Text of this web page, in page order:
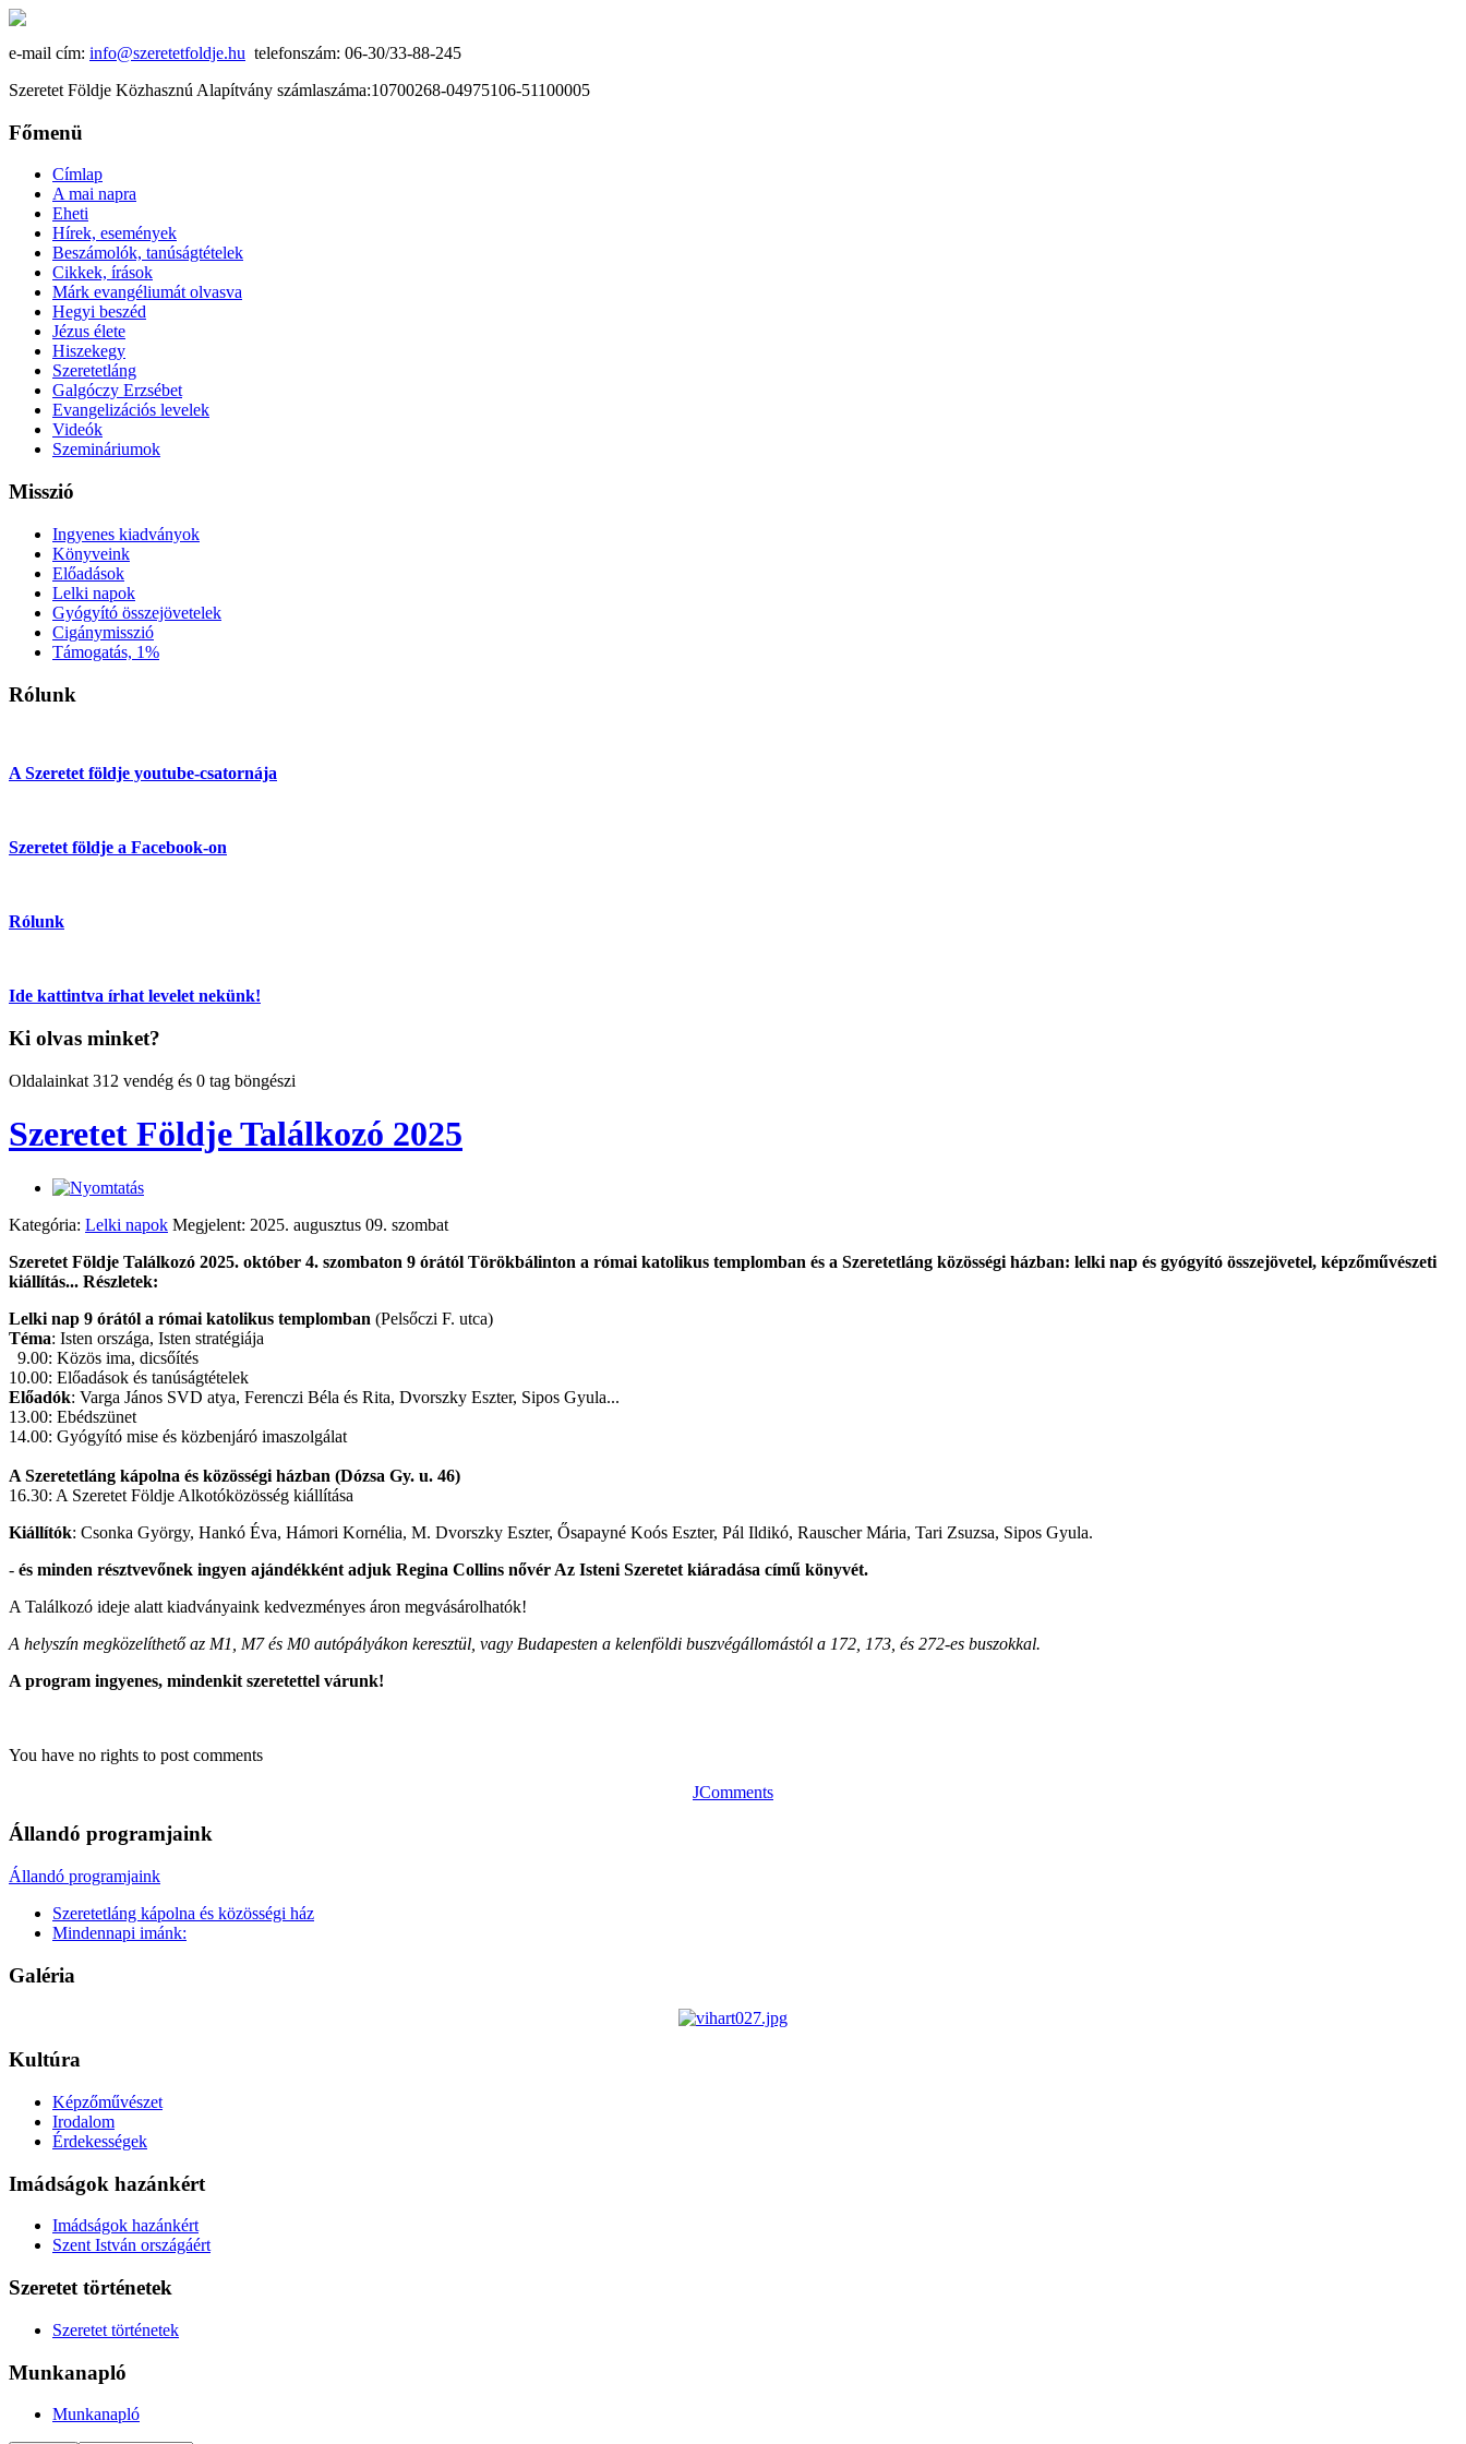
e-mail cím: info@szeretetfoldje.hu telefonszám: 06-30/33-88-245
Szeretet Földje Közhasznú Alapítvány számlaszáma:10700268-04975106-51100005
Főmenü
Címlap
A mai napra
Eheti
Hírek, események
Beszámolók, tanúságtételek
Cikkek, írások
Márk evangéliumát olvasva
Hegyi beszéd
Jézus élete
Hiszekegy
Szeretetláng
Galgóczy Erzsébet
Evangelizációs levelek
Videók
Szemináriumok
Misszió
Ingyenes kiadványok
Könyveink
Előadások
Lelki napok
Gyógyító összejövetelek
Cigánymisszió
Támogatás, 1%
Rólunk
A Szeretet földje youtube-csatornája
Szeretet földje a Facebook-on
Rólunk
Ide kattintva írhat levelet nekünk!
Ki olvas minket?
Oldalainkat 312 vendég és 0 tag böngészi
Szeretet Földje Találkozó 2025
Kategória: Lelki napok Megjelent: 2025. augusztus 09. szombat
Szeretet Földje Találkozó 2025. október 4. szombaton 9 órától Törökbálinton a római katolikus templomban és a Szeretetláng közösségi házban: lelki nap és gyógyító összejövetel, képzőművészeti
kiállítás... Részletek:
Lelki nap 9 órától a római katolikus templomban (Pelsőczi F. utca)
Téma: Isten országa, Isten stratégiája
9.00: Közös ima, dicsőítés
10.00: Előadások és tanúságtételek
Előadók: Varga János SVD atya, Ferenczi Béla és Rita, Dvorszky Eszter, Sipos Gyula...
13.00: Ebédszünet
14.00: Gyógyító mise és közbenjáró imaszolgálat
A Szeretetláng kápolna és közösségi házban (Dózsa Gy. u. 46)
16.30: A Szeretet Földje Alkotóközösség kiállítása
Kiállítók: Csonka György, Hankó Éva, Hámori Kornélia, M. Dvorszky Eszter, Ősapayné Koós Eszter, Pál Ildikó, Rauscher Mária, Tari Zsuzsa, Sipos Gyula.
- és minden résztvevőnek ingyen ajándékként adjuk Regina Collins nővér Az Isteni Szeretet kiáradása című könyvét.
A Találkozó ideje alatt kiadványaink kedvezményes áron megvásárolhatók!
A helyszín megközelíthető az M1, M7 és M0 autópályákon keresztül, vagy Budapesten a kelenföldi buszvégállomástól a 172, 173, és 272-es buszokkal.
A program ingyenes, mindenkit szeretettel várunk!
You have no rights to post comments
JComments
Állandó programjaink
Állandó programjaink
Szeretetláng kápolna és közösségi ház
Mindennapi imánk:
Galéria
Kultúra
Képzőművészet
Irodalom
Érdekességek
Imádságok hazánkért
Imádságok hazánkért
Szent István országáért
Szeretet történetek
Szeretet történetek
Munkanapló
Munkanapló